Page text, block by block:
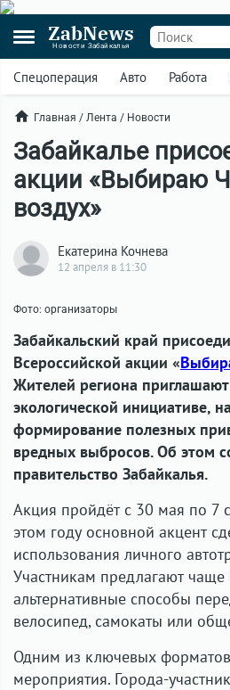
ZabNews
Новости Забайкалья
Спецоперация Авто Работа
Главная / Лента / Новости
Забайкалье
акции «Выбираю
воздух»
Екатерина Кочнева
12 апреля в 11:30
Фото: организаторы
Забайкальский край
Всероссийской акции «
Жителей региона
экологической инициативе,
формирование полезных
вредных выбросов. Об этом
правительство Забайкалья.
Акция пройдёт с 30 мая по 7
этом году основной акцент
использования личного
Участникам предлагают чаще
альтернативные способы
велосипед, самокаты или
Одним из ключевых форматов
мероприятия. Города-